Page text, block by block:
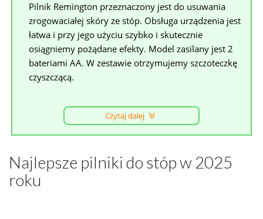
Pilnik Remington przeznaczony jest do usuwania
zrogowaciałej skóry ze stóp. Obsługa urządzenia jest
łatwa i przy jego użyciu szybko i skutecznie
osiągniemy pożądane efekty. Model zasilany jest 2
bateriami AA. W zestawie otrzymujemy szczoteczkę
czyszczącą.
Czytaj dalej
Najlepsze pilniki do stóp w 2025
roku